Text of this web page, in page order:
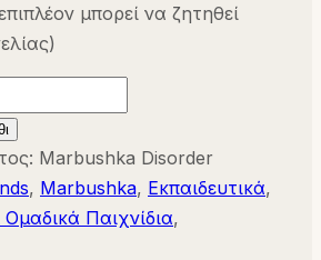
μπορεί να ζητηθεί
Marbushka Disorder
, Marbushka, Εκπαιδευτικά,
Ομαδικά Παιχνίδια,